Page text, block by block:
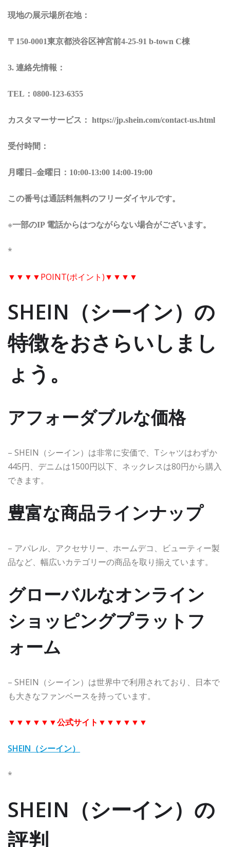
現地の展示場所在地：
〒 150-0001東京都渋谷区神宮前4-25-91 b-town C棟
3. 連絡先情報：
TEL ： 0800-123-6355
カスタマーサービス： https://jp.shein.com/contact-us.html
受付時間：
月曜日–金曜日： 10:00-13:00 14:00-19:00
この番号は通話料無料のフリーダイヤルです。
※一部のIP 電話からはつながらない場合がございます。
*
▼▼▼▼POINT(ポイント)▼▼▼▼
SHEIN（シーイン）の
特徴をおさらいしまし
ょう。
アフォーダブルな価格
– SHEIN（シーイン）は非常に安価で、Tシャツはわずか
445円、デニムは1500円以下、ネックレスは80円から購入
できます。
豊富な商品ラインナップ
– アパレル、アクセサリー、ホームデコ、ビューティー製
品など、幅広いカテゴリーの商品を取り揃えています。
グローバルなオンライン
ショッピングプラットフ
ォーム
– SHEIN（シーイン）は世界中で利用されており、日本で
も大きなファンベースを持っています。
▼▼▼▼▼▼公式サイト ▼▼▼▼▼▼
SHEIN（シーイン）
*
SHEIN（シーイン）の
評判